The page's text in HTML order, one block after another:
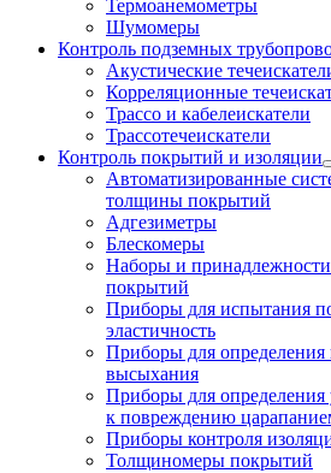
Термоанемометры
Шумомеры
Контроль подземных
Акустические
Корреляционные
Трассо и кабелеискатели
Трассотечеискатели
Контроль покрытий и изоляции
Автоматизированные
толщины покрытий
Адгезиметры
Блескомеры
Наборы и принадлежности
покрытий
Приборы для испытания
эластичность
Приборы для определения
высыхания
Приборы для определения
к повреждению
Приборы контроля
Толщиномеры покрытий